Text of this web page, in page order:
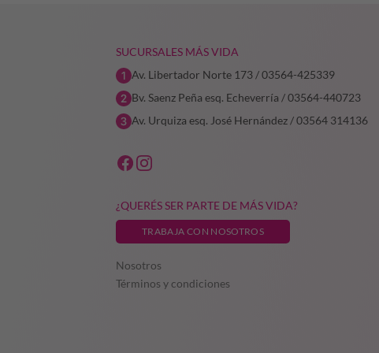
SUCURSALES MÁS VIDA
Av. Libertador Norte 173 / 03564-425339
Bv. Saenz Peña esq. Echeverría / 03564-440723
Av. Urquiza esq. José Hernández / 03564 314136
¿QUERÉS SER PARTE DE MÁS VIDA?
TRABAJA CON NOSOTROS
Nosotros
Términos y condiciones